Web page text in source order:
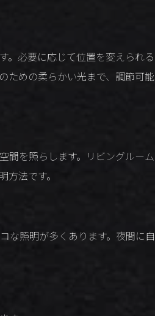
。必要に応じて位置を変えられる
ための柔らかい光まで、調節可能
間を照らします。リビングルーム
法です。
な照明が多くあります。夜間に自